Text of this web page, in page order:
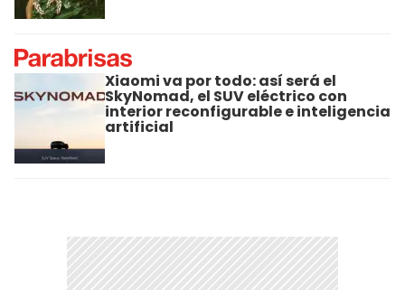
Xiaomi va por todo: así será el
SkyNomad, el SUV eléctrico con
interior reconfigurable e inteligencia
artificial